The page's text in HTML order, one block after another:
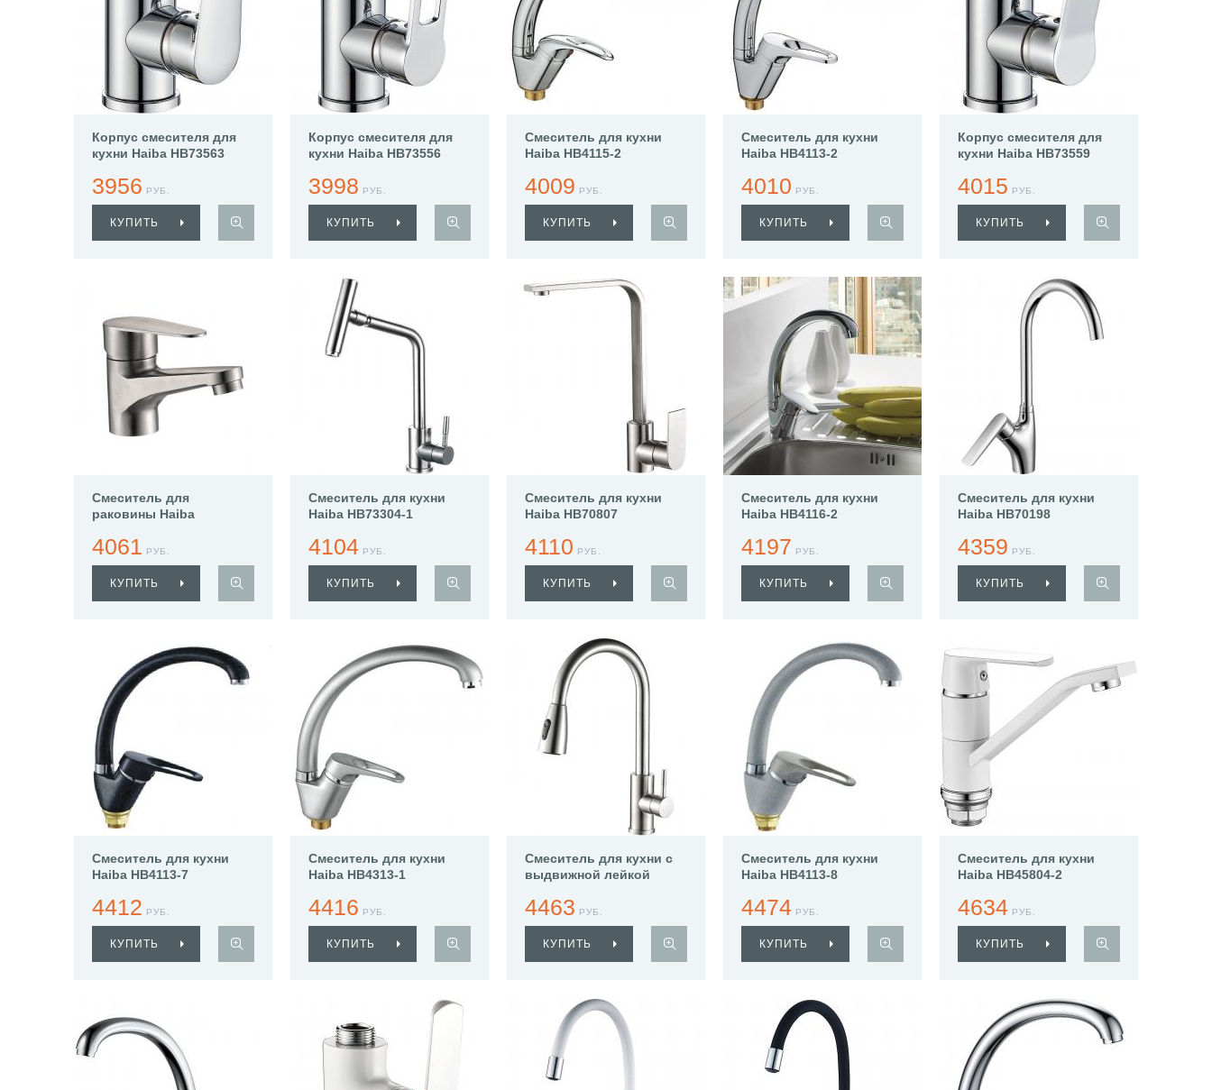
Корпус смесителя для
кухни Haiba HB73563
3956 РУБ.
КУПИТЬ
Корпус смесителя для
кухни Haiba HB73556
3998 РУБ.
КУПИТЬ
Смеситель для кухни
Haiba HB4115-2
4009 РУБ.
КУПИТЬ
Смеситель для кухни
Haiba HB4113-2
4010 РУБ.
КУПИТЬ
Корпус смесителя для
кухни Haiba HB73559
4015 РУБ.
КУПИТЬ
Смеситель для
раковины Haiba
4061 РУБ.
КУПИТЬ
Смеситель для кухни
Haiba HB73304-1
4104 РУБ.
КУПИТЬ
Смеситель для кухни
Haiba HB70807
4110 РУБ.
КУПИТЬ
Смеситель для кухни
Haiba HB4116-2
4197 РУБ.
КУПИТЬ
Смеситель для кухни
Haiba HB70198
4359 РУБ.
КУПИТЬ
Смеситель для кухни
Haiba HB4113-7
4412 РУБ.
КУПИТЬ
Смеситель для кухни
Haiba HB4313-1
4416 РУБ.
КУПИТЬ
Смеситель для кухни с
выдвижной лейкой
4463 РУБ.
КУПИТЬ
Смеситель для кухни
Haiba HB4113-8
4474 РУБ.
КУПИТЬ
Смеситель для кухни
Haiba HB45804-2
4634 РУБ.
КУПИТЬ